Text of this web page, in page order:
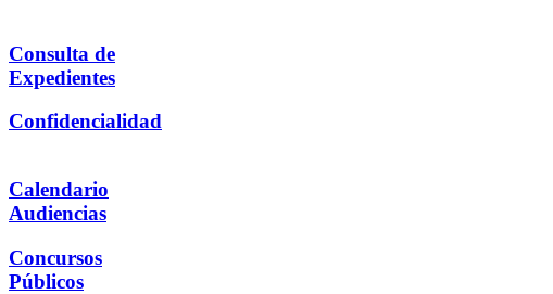
Consulta de
Expedientes
Confidencialidad
Calendario
Audiencias
Concursos
Públicos